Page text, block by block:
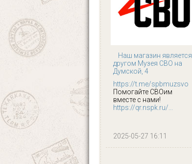
Наш магазин является
другом Музея СВО на
Думской, 4
https://t.me/spbmuzsvo
Помогайте СВОим
вместе с нами!
https://qr.nspk.ru/...
2025-05-27 16:11